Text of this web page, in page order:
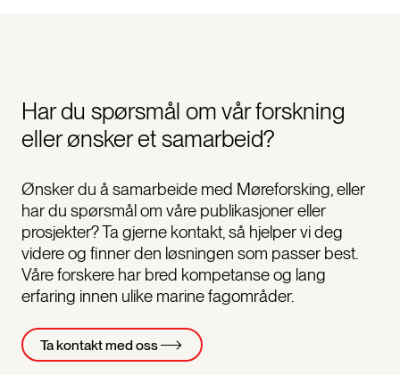
Har du spørsmål om vår forskning
eller ønsker et samarbeid?
Ønsker du å samarbeide med Møreforsking, eller
har du spørsmål om våre publikasjoner eller
prosjekter? Ta gjerne kontakt, så hjelper vi deg
videre og finner den løsningen som passer best.
Våre forskere har bred kompetanse og lang
erfaring innen ulike marine fagområder.
Ta kontakt med oss